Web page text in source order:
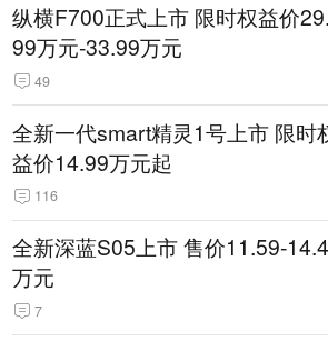
纵横F700正式上市 限时权益价29.
99万元-33.99万元
49
全新一代smart精灵1号上市 限时
益价14.99万元起
116
全新深蓝S05上市 售价11.59-
万元
7